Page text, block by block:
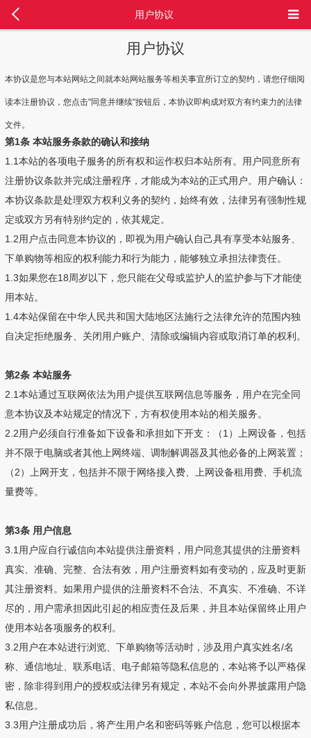
用户协议
本协议是您与本站网站之间就本站网站服务等相关事宜所订立的契约，请您仔细阅
读本注册协议，您点击"同意并继续"按钮后，本协议即构成对双方有约束力的法律
文件。
第1条 本站服务条款的确认和接纳
1.1本站的各项电子服务的所有权和运作权归本站所有。用户同意所有
注册协议条款并完成注册程序，才能成为本站的正式用户。用户确认：
本协议条款是处理双方权利义务的契约，始终有效，法律另有强制性规
定或双方另有特别约定的，依其规定。
1.2用户点击同意本协议的，即视为用户确认自己具有享受本站服务、
下单购物等相应的权利能力和行为能力，能够独立承担法律责任。
1.3如果您在18周岁以下，您只能在父母或监护人的监护参与下才能使
用本站。
1.4本站保留在中华人民共和国大陆地区法施行之法律允许的范围内独
自决定拒绝服务、关闭用户账户、清除或编辑内容或取消订单的权利。
第2条 本站服务
2.1本站通过互联网依法为用户提供互联网信息等服务，用户在完全同
意本协议及本站规定的情况下，方有权使用本站的相关服务。
2.2用户必须自行准备如下设备和承担如下开支：（1）上网设备，包括
并不限于电脑或者其他上网终端、调制解调器及其他必备的上网装置；
（2）上网开支，包括并不限于网络接入费、上网设备租用费、手机流
量费等。
第3条 用户信息
3.1用户应自行诚信向本站提供注册资料，用户同意其提供的注册资料
真实、准确、完整、合法有效，用户注册资料如有变动的，应及时更新
其注册资料。如果用户提供的注册资料不合法、不真实、不准确、不详
尽的，用户需承担因此引起的相应责任及后果，并且本站保留终止用户
使用本站各项服务的权利。
3.2用户在本站进行浏览、下单购物等活动时，涉及用户真实姓名/名
称、通信地址、联系电话、电子邮箱等隐私信息的，本站将予以严格保
密，除非得到用户的授权或法律另有规定，本站不会向外界披露用户隐
私信息。
3.3用户注册成功后，将产生用户名和密码等账户信息，您可以根据本
用户协议